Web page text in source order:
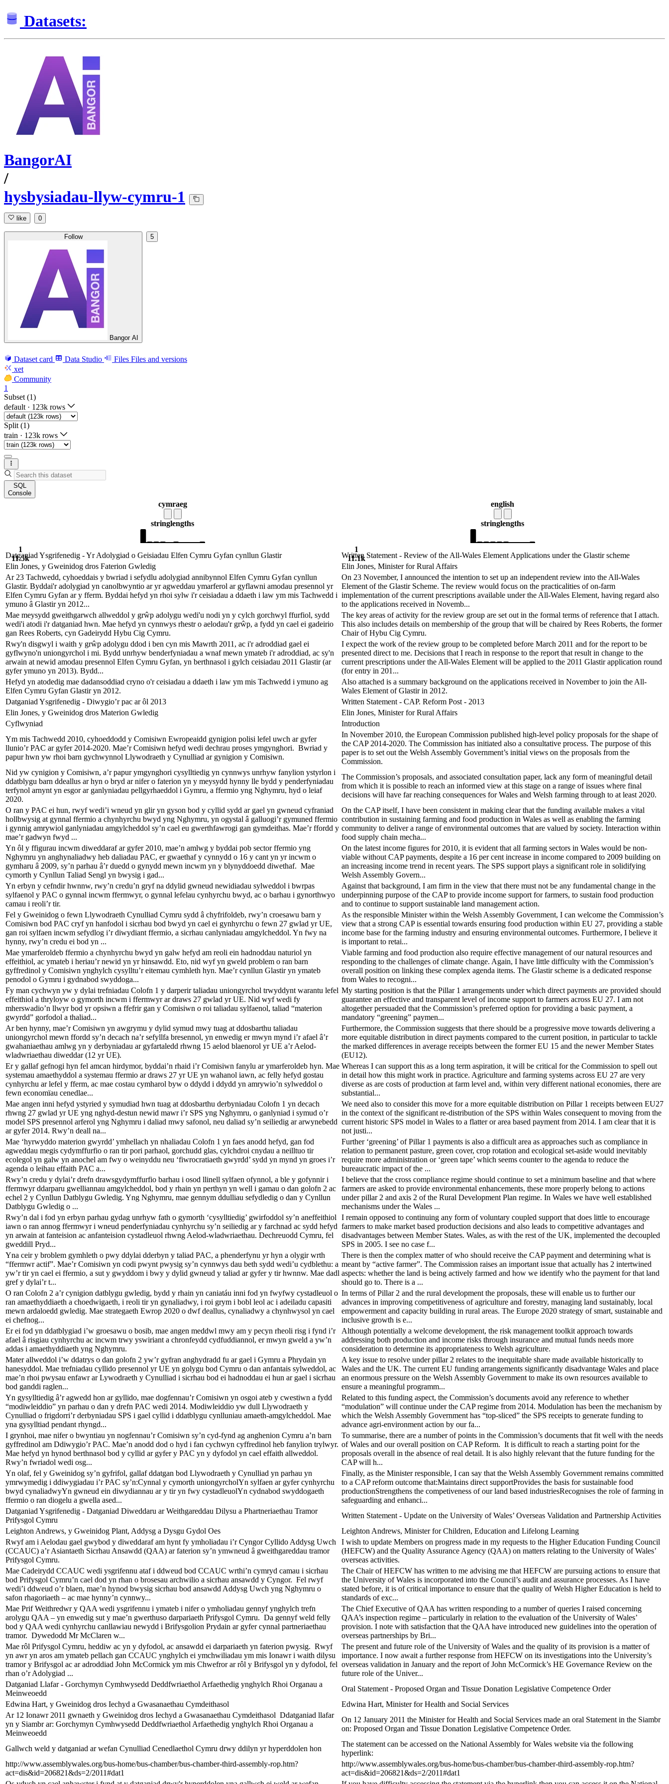
Datasets:
BangorAI
/
hysbysiadau-llyw-cymru-1
like 0
Follow
Bangor AI
5
Dataset card Data Studio Files Files and versions
xet
Community
1
Subset (1)
default · 123k rows
Split (1)
train · 123k rows
SQL
Console
cymraeg
stringlengths
1
11.5k
english
stringlengths
1
11.1k
Datganiad Ysgrifenedig - Yr Adolygiad o Geisiadau Elfen Cymru Gyfan cynllun Glastir
Written Statement - Review of the All-Wales Element Applications under the Glastir scheme
Elin Jones, y Gweinidog dros Faterion Gwledig
Elin Jones, Minister for Rural Affairs
Ar 23 Tachwedd, cyhoeddais y bwriad i sefydlu adolygiad annibynnol Elfen Cymru Gyfan cynllun
Glastir. Byddai'r adolygiad yn canolbwyntio ar yr agweddau ymarferol ar gyflawni amodau presennol yr
Elfen Cymru Gyfan ar y fferm. Byddai hefyd yn rhoi sylw i'r ceisiadau a ddaeth i law ym mis Tachwedd i
ymuno â Glastir yn 2012...
On 23 November, I announced the intention to set up an independent review into the All-Wales
Element of the Glastir Scheme. The review would focus on the practicalities of on-farm
implementation of the current prescriptions available under the All-Wales Element, having regard also
to the applications received in Novemb...
Mae meysydd gweithgarwch allweddol y grŵp adolygu wedi'u nodi yn y cylch gorchwyl ffurfiol, sydd
wedi'i atodi i'r datganiad hwn. Mae hefyd yn cynnwys rhestr o aelodau'r grŵp, a fydd yn cael ei gadeirio
gan Rees Roberts, cyn Gadeirydd Hybu Cig Cymru.
The key areas of activity for the review group are set out in the formal terms of reference that I attach.
This also includes details on membership of the group that will be chaired by Rees Roberts, the former
Chair of Hybu Cig Cymru.
Rwy'n disgwyl i waith y grŵp adolygu ddod i ben cyn mis Mawrth 2011, ac i'r adroddiad gael ei
gyflwyno'n uniongyrchol i mi. Bydd unrhyw benderfyniadau a wnaf mewn ymateb i'r adroddiad, ac sy'n
arwain at newid amodau presennol Elfen Cymru Gyfan, yn berthnasol i gylch ceisiadau 2011 Glastir (ar
gyfer ymuno yn 2013). Bydd...
I expect the work of the review group to be completed before March 2011 and for the report to be
presented direct to me. Decisions that I reach in response to the report that result in change to the
current prescriptions under the All-Wales Element will be applied to the 2011 Glastir application round
(for entry in 201...
Hefyd yn atodedig mae dadansoddiad cryno o'r ceisiadau a ddaeth i law ym mis Tachwedd i ymuno ag
Elfen Cymru Gyfan Glastir yn 2012.
Also attached is a summary background on the applications received in November to join the All-
Wales Element of Glastir in 2012.
Datganiad Ysgrifenedig - Diwygio’r pac ar ôl 2013
Written Statement - CAP. Reform Post - 2013
Elin Jones, y Gweinidog dros Materion Gwledig
Elin Jones, Minister for Rural Affairs
Cyflwyniad
Introduction
Ym mis Tachwedd 2010, cyhoeddodd y Comisiwn Ewropeaidd gynigion polisi lefel uwch ar gyfer
llunio’r PAC ar gyfer 2014-2020. Mae’r Comisiwn hefyd wedi dechrau proses ymgynghori. Bwriad y
papur hwn yw rhoi barn gychwynnol Llywodraeth y Cynulliad ar gynigion y Comisiwn.
In November 2010, the European Commission published high-level policy proposals for the shape of
the CAP 2014-2020. The Commission has initiated also a consultative process. The purpose of this
paper is to set out the Welsh Assembly Government’s initial views on the proposals from the
Commission.
Nid yw cynigion y Comisiwn, a’r papur ymgynghori cysylltiedig yn cynnwys unrhyw fanylion ystyrlon i
ddatblygu barn ddeallus ar hyn o bryd ar nifer o faterion yn y meysydd hynny lle bydd y penderfyniadau
terfynol arnynt yn esgor ar ganlyniadau pellgyrhaeddol i Gymru, a ffermio yng Nghymru, hyd o leiaf
2020.
The Commission’s proposals, and associated consultation paper, lack any form of meaningful detail
from which it is possible to reach an informed view at this stage on a range of issues where final
decisions will have far reaching consequences for Wales and Welsh farming through to at least 2020.
O ran y PAC ei hun, rwyf wedi’i wneud yn glir yn gyson bod y cyllid sydd ar gael yn gwneud cyfraniad
hollbwysig at gynnal ffermio a chynhyrchu bwyd yng Nghymru, yn ogystal â galluogi’r gymuned ffermio
i gynnig amrywiol ganlyniadau amgylcheddol sy’n cael eu gwerthfawrogi gan gymdeithas. Mae’r ffordd y
mae’r gadwyn fwyd ...
On the CAP itself, I have been consistent in making clear that the funding available makes a vital
contribution in sustaining farming and food production in Wales as well as enabling the farming
community to deliver a range of environmental outcomes that are valued by society. Interaction within
food supply chain mecha...
Yn ôl y ffigurau incwm diweddaraf ar gyfer 2010, mae’n amlwg y byddai pob sector ffermio yng
Nghymru yn anghynaliadwy heb daliadau PAC, er gwaethaf y cynnydd o 16 y cant yn yr incwm o
gymharu â 2009, sy’n parhau â’r duedd o gynydd mewn incwm yn y blynyddoedd diwethaf. Mae
cymorth y Cynllun Taliad Sengl yn bwysig i gad...
On the latest income figures for 2010, it is evident that all farming sectors in Wales would be non-
viable without CAP payments, despite a 16 per cent increase in income compared to 2009 building on
an increasing income trend in recent years. The SPS support plays a significant role in solidifying
Welsh Assembly Govern...
Yn erbyn y cefndir hwnnw, rwy’n credu’n gryf na ddylid gwneud newidiadau sylweddol i bwrpas
sylfaenol y PAC o gynnal incwm ffermwyr, o gynnal lefelau cynhyrchu bwyd, ac o barhau i gynorthwyo
camau i reoli’r tir.
Against that background, I am firm in the view that there must not be any fundamental change in the
underpinning purpose of the CAP to provide income support for farmers, to sustain food production
and to continue to support sustainable land management action.
Fel y Gweinidog o fewn Llywodraeth Cynulliad Cymru sydd â chyfrifoldeb, rwy’n croesawu barn y
Comisiwn bod PAC cryf yn hanfodol i sicrhau bod bwyd yn cael ei gynhyrchu o fewn 27 gwlad yr UE,
gan roi sylfaen incwm sefydlog i’r diwydiant ffermio, a sicrhau canlyniadau amgylcheddol. Yn fwy na
hynny, rwy’n credu ei bod yn ...
As the responsible Minister within the Welsh Assembly Government, I can welcome the Commission’s
view that a strong CAP is essential towards ensuring food production within EU 27, providing a stable
income base for the farming industry and ensuring environmental outcomes. Furthermore, I believe it
is important to retai...
Mae ymarferoldeb ffermio a chynhyrchu bwyd yn galw hefyd am reoli ein hadnoddau naturiol yn
effeithiol, ac ymateb i heriau’r newid yn yr hinsawdd. Eto, nid wyf yn gweld problem o ran barn
gyffredinol y Comisiwn ynghylch cysylltu’r eitemau cymhleth hyn. Mae’r cynllun Glastir yn ymateb
penodol o Gymru i gydnabod swyddoga...
Viable farming and food production also require effective management of our natural resources and
responding to the challenges of climate change. Again, I have little difficulty with the Commission’s
overall position on linking these complex agenda items. The Glastir scheme is a dedicated response
from Wales to recogni...
Fy man cychwyn yw y dylai trefniadau Colofn 1 y darperir taliadau uniongyrchol trwyddynt warantu lefel
effeithiol a thryloyw o gymorth incwm i ffermwyr ar draws 27 gwlad yr UE. Nid wyf wedi fy
mherswadio’n llwyr bod yr opsiwn a ffefrir gan y Comisiwn o roi taliadau sylfaenol, taliad “materion
gwyrdd” gorfodol a thaliad...
My starting position is that the Pillar 1 arrangements under which direct payments are provided should
guarantee an effective and transparent level of income support to farmers across EU 27. I am not
altogether persuaded that the Commission’s preferred option for providing a basic payment, a
mandatory “greening” paymen...
Ar ben hynny, mae’r Comisiwn yn awgrymu y dylid symud mwy tuag at ddosbarthu taliadau
uniongyrchol mewn ffordd sy’n decach na’r sefyllfa bresennol, yn enwedig er mwyn mynd i’r afael â’r
gwahaniaethau amlwg yn y derbyniadau ar gyfartaledd rhwng 15 aelod blaenorol yr UE a’r Aelod-
wladwriaethau diweddar (12 yr UE).
Furthermore, the Commission suggests that there should be a progressive move towards delivering a
more equitable distribution in direct payments compared to the current position, in particular to tackle
the marked differences in average receipts between the former EU 15 and the newer Member States
(EU12).
Er y gallaf gefnogi hyn fel amcan hirdymor, byddai’n rhaid i’r Comisiwn fanylu ar ymarferoldeb hyn. Mae
systemau amaethyddol a systemau ffermio ar draws 27 yr UE yn wahanol iawn, ac felly hefyd gostau
cynhyrchu ar lefel y fferm, ac mae costau cymharol byw o ddydd i ddydd yn amrywio’n sylweddol o
fewn economïau cenedlae...
Whereas I can support this as a long term aspiration, it will be critical for the Commission to spell out
in detail how this might work in practice. Agriculture and farming systems across EU 27 are very
diverse as are costs of production at farm level and, within very different national economies, there are
substantial...
Mae angen inni hefyd ystyried y symudiad hwn tuag at ddosbarthu derbyniadau Colofn 1 yn decach
rhwng 27 gwlad yr UE yng nghyd-destun newid mawr i’r SPS yng Nghymru, o ganlyniad i symud o’r
model SPS presennol arferol yng Nghymru i daliad mwy safonol, neu daliad sy’n seiliedig ar arwynebedd
ar gyfer 2014. Rwy’n deall na...
We need also to consider this move for a more equitable distribution on Pillar 1 receipts between EU27
in the context of the significant re-distribution of the SPS within Wales consequent to moving from the
current historic SPS model in Wales to a flatter or area based payment from 2014. I am clear that it is
not justi...
Mae ‘hyrwyddo materion gwyrdd’ ymhellach yn nhaliadau Colofn 1 yn faes anodd hefyd, gan fod
agweddau megis cydymffurfio o ran tir pori parhaol, gorchudd glas, cylchdroi cnydau a neilltuo tir
ecolegol yn galw yn anochel am fwy o weinyddu neu ‘fiwrocratiaeth gwyrdd’ sydd yn mynd yn groes i’r
agenda o leihau effaith PAC a...
Further ‘greening’ of Pillar 1 payments is also a difficult area as approaches such as compliance in
relation to permanent pasture, green cover, crop rotation and ecological set-aside would inevitably
require more administration or ‘green tape’ which seems counter to the agenda to reduce the
bureaucratic impact of the ...
Rwy’n credu y dylai’r drefn drawsgydymffurfio barhau i osod llinell sylfaen ofynnol, a ble y gofynnir i
ffermwyr ddarparu gwelliannau amgylcheddol, bod y rhain yn perthyn yn well i gamau o dan golofn 2 ac
echel 2 y Cynllun Datblygu Gwledig. Yng Nghymru, mae gennym ddulliau sefydledig o dan y Cynllun
Datblygu Gwledig o ...
I believe that the cross compliance regime should continue to set a minimum baseline and that where
farmers are asked to provide environmental enhancements, these more properly belong to actions
under pillar 2 and axis 2 of the Rural Development Plan regime. In Wales we have well established
mechanisms under the Wales ...
Rwy’n dal i fod yn erbyn parhau gydag unrhyw fath o gymorth ‘cysylltiedig’ gwirfoddol sy’n aneffeithiol
iawn o ran annog ffermwyr i wneud penderfyniadau cynhyrchu sy’n seiliedig ar y farchnad ac sydd hefyd
yn arwain at fanteision ac anfanteision cystadleuol rhwng Aelod-wladwriaethau. Dechreuodd Cymru, fel
gweddill Pryd...
I remain opposed to continuing any form of voluntary coupled support that does little to encourage
farmers to make market based production decisions and also leads to competitive advantages and
disadvantages between Member States. Wales, as with the rest of the UK, implemented the decoupled
SPS in 2005. I see no case f...
Yna ceir y broblem gymhleth o pwy ddylai dderbyn y taliad PAC, a phenderfynu yr hyn a olygir wrth
“ffermwr actif”. Mae’r Comisiwn yn codi pwynt pwysig sy’n cynnwys dau beth sydd wedi’u cydblethu: a
yw’r tir yn cael ei ffermio, a sut y gwyddom i bwy y dylid gwneud y taliad ar gyfer y tir hwnnw. Mae dadl
gref y dylai’r t...
There is then the complex matter of who should receive the CAP payment and determining what is
meant by “active farmer”. The Commission raises an important issue that actually has 2 intertwined
aspects: whether the land is being actively farmed and how we identify who the payment for that land
should go to. There is a ...
O ran Colofn 2 a’r cynigion datblygu gwledig, bydd y rhain yn caniatáu inni fod yn fwyfwy cystadleuol o
ran amaethyddiaeth a choedwigaeth, i reoli tir yn gynaliadwy, i roi grym i bobl leol ac i adeiladu capasiti
mewn ardaloedd gwledig. Mae strategaeth Ewrop 2020 o dwf deallus, cynaliadwy a chynhwysol yn cael
ei chefnog...
In terms of Pillar 2 and the rural development the proposals, these will enable us to further our
advances in improving competitiveness of agriculture and forestry, managing land sustainably, local
empowerment and capacity building in rural areas. The Europe 2020 strategy of smart, sustainable and
inclusive growth is e...
Er ei fod yn ddatblygiad i’w groesawu o bosib, mae angen meddwl mwy am y pecyn rheoli risg i fynd i’r
afael â risgiau cynhyrchu ac incwm trwy yswiriant a chronfeydd cydfuddiannol, er mwyn gweld a yw’n
addas i amaethyddiaeth yng Nghymru.
Although potentially a welcome development, the risk management toolkit approach towards
addressing both production and income risks through insurance and mutual funds needs more
consideration to determine its appropriateness to Welsh agriculture.
Mater allweddol i’w ddatrys o dan golofn 2 yw’r gyfran anghydradd fu ar gael i Gymru a Phrydain yn
hanesyddol. Mae trefniadau cyllido presennol yr UE yn golygu bod Cymru o dan anfantais sylweddol, ac
mae’n rhoi pwysau enfawr ar Lywodraeth y Cynulliad i sicrhau bod ei hadnoddau ei hun ar gael i sicrhau
bod ganddi raglen...
A key issue to resolve under pillar 2 relates to the inequitable share made available historically to
Wales and the UK. The current EU funding arrangements significantly disadvantage Wales and place
an enormous pressure on the Welsh Assembly Government to make its own resources available to
ensure a meaningful programm...
Yn gysylltiedig â’r agwedd hon ar gyllido, mae dogfennau’r Comisiwn yn osgoi ateb y cwestiwn a fydd
“modiwleiddio” yn parhau o dan y drefn PAC wedi 2014. Modiwleiddio yw dull Llywodraeth y
Cynulliad o frigdorri’r derbyniadau SPS i gael cyllid i ddatblygu cynlluniau amaeth-amgylcheddol. Mae
yna gysylltiad pendant rhyngd...
Related to this funding aspect, the Commission’s documents avoid any reference to whether
“modulation” will continue under the CAP regime from 2014. Modulation has been the mechanism by
which the Welsh Assembly Government has “top-sliced” the SPS receipts to generate funding to
advance agri-environment action by our fa...
I grynhoi, mae nifer o bwyntiau yn nogfennau’r Comisiwn sy’n cyd-fynd ag anghenion Cymru a’n barn
gyffredinol am Ddiwygio’r PAC. Mae’n anodd dod o hyd i fan cychwyn cyffredinol heb fanylion trylwyr.
Mae hefyd yn hynod berthnasol bod y cyllid ar gyfer y PAC yn y dyfodol yn cael effaith allweddol.
Rwy’n fwriadol wedi osg...
To summarise, there are a number of points in the Commission’s documents that fit well with the needs
of Wales and our overall position on CAP Reform. It is difficult to reach a starting point for the
proposals overall in the absence of real detail. It is also highly relevant that the future funding for the
CAP will h...
Yn olaf, fel y Gweinidog sy’n gyfrifol, gallaf ddatgan bod Llywodraeth y Cynulliad yn parhau yn
ymrwymedig i ddiwygiadau i’r PAC sy’n:Cynnal y cymorth uniongyrcholYn sylfaen ar gyfer cynhyrchu
bwyd cynaliadwyYn gwneud ein diwydiannau ar y tir yn fwy cystadleuolYn cydnabod swyddogaeth
ffermio o ran diogelu a gwella ased...
Finally, as the Minister responsible, I can say that the Welsh Assembly Government remains committed
to a CAP reform outcome that:Maintains direct supportProvides the basis for sustainable food
productionStrengthens the competiveness of our land based industriesRecognises the role of farming in
safeguarding and enhanci...
Datganiad Ysgrifenedig - Datganiad Diweddaru ar Weithgareddau Dilysu a Phartneriaethau Tramor
Prifysgol Cymru
Written Statement - Update on the University of Wales’ Overseas Validation and Partnership Activities
Leighton Andrews, y Gweinidog Plant, Addysg a Dysgu Gydol Oes
Leighton Andrews, Minister for Children, Education and Lifelong Learning
Rwyf am i Aelodau gael gwybod y diweddaraf am hynt fy ymholiadau i’r Cyngor Cyllido Addysg Uwch
(CCAUC) a’r Asiantaeth Sicrhau Ansawdd (QAA) ar faterion sy’n ymwneud â gweithgareddau tramor
Prifysgol Cymru.
I wish to update Members on progress made in my requests to the Higher Education Funding Council
(HEFCW) and the Quality Assurance Agency (QAA) on matters relating to the University of Wales’
overseas activities.
Mae Cadeirydd CCAUC wedi ysgrifennu ataf i ddweud bod CCAUC wrthi’n cymryd camau i sicrhau
bod Prifysgol Cymru’n cael dod yn rhan o brosesau archwilio a sicrhau ansawdd y Cyngor. Fel rwyf
wedi’i ddweud o’r blaen, mae’n hynod bwysig sicrhau bod ansawdd Addysg Uwch yng Nghymru o
safon rhagoriaeth – ac mae hynny’n cynnwy...
The Chair of HEFCW has written to me advising me that HEFCW are pursuing actions to ensure that
the University of Wales is incorporated into the Council’s audit and assurance processes. As I have
stated before, it is of critical importance to ensure that the quality of Welsh Higher Education is held to
standards of exc...
Mae Prif Weithredwr y QAA wedi ysgrifennu i ymateb i nifer o ymholiadau gennyf ynghylch trefn
arolygu QAA – yn enwedig sut y mae’n gwerthuso darpariaeth Prifysgol Cymru. Da gennyf weld felly
bod y QAA wedi cynhyrchu canllawiau newydd i Brifysgolion Prydain ar gyfer cynnal partneriaethau
tramor. Dywedodd Mr McClaren w...
The Chief Executive of QAA has written responding to a number of queries I raised concerning
QAA’s inspection regime – particularly in relation to the evaluation of the University of Wales’
provision. I note with satisfaction that the QAA have introduced new guidelines into the operation of
overseas partnerships by Bri...
Mae rôl Prifysgol Cymru, heddiw ac yn y dyfodol, ac ansawdd ei darpariaeth yn faterion pwysig. Rwyf
yn awr yn aros am ymateb pellach gan CCAUC ynghylch ei ymchwiliadau ym mis Ionawr i waith dilysu
tramor y Brifysgol ac ar adroddiad John McCormick ym mis Chwefror ar rôl y Brifysgol yn y dyfodol, fel
rhan o’r Adolygiad ...
The present and future role of the University of Wales and the quality of its provision is a matter of
importance. I now await a further response from HEFCW on its investigations into the University’s
overseas validation in January and the report of John McCormick’s HE Governance Review on the
future role of the Univer...
Datganiad Llafar - Gorchymyn Cymhwysedd Deddfwriaethol Arfaethedig ynghylch Rhoi Organau a
Meinweoedd
Oral Statement - Proposed Organ and Tissue Donation Legislative Competence Order
Edwina Hart, y Gweinidog dros Iechyd a Gwasanaethau Cymdeithasol
Edwina Hart, Minister for Health and Social Services
Ar 12 Ionawr 2011 gwnaeth y Gweinidog dros Iechyd a Gwasanaethau Cymdeithasol Ddatganiad llafar
yn y Siambr ar: Gorchymyn Cymhwysedd Deddfwriaethol Arfaethedig ynghylch Rhoi Organau a
Meinweoedd
On 12 January 2011 the Minister for Health and Social Services made an oral Statement in the Siambr
on: Proposed Organ and Tissue Donation Legislative Competence Order.
Gallwch weld y datganiad ar wefan Cynulliad Cenedlaethol Cymru drwy ddilyn yr hyperddolen hon
The statement can be accessed on the National Assembly for Wales website via the following
hyperlink:
http://www.assemblywales.org/bus-home/bus-chamber/bus-chamber-third-assembly-rop.htm?
act=dis&id=206821&ds=2/2011#dat1
http://www.assemblywales.org/bus-home/bus-chamber/bus-chamber-third-assembly-rop.htm?
act=dis&id=206821&ds=2/2011#dat1